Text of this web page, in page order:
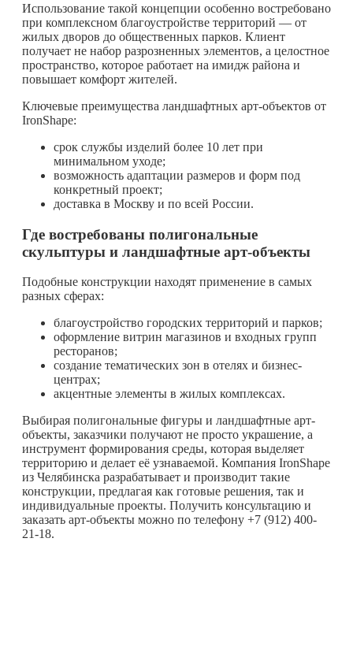
Использование такой концепции особенно востребовано
при комплексном благоустройстве территорий — от
жилых дворов до общественных парков. Клиент
получает не набор разрозненных элементов, а целостное
пространство, которое работает на имидж района и
повышает комфорт жителей.
Ключевые преимущества ландшафтных арт-объектов от
IronShape:
срок службы изделий более 10 лет при
минимальном уходе;
возможность адаптации размеров и форм под
конкретный проект;
доставка в Москву и по всей России.
Где востребованы полигональные
скульптуры и ландшафтные арт-объекты
Подобные конструкции находят применение в самых
разных сферах:
благоустройство городских территорий и парков;
оформление витрин магазинов и входных групп
ресторанов;
создание тематических зон в отелях и бизнес-
центрах;
акцентные элементы в жилых комплексах.
Выбирая полигональные фигуры и ландшафтные арт-
объекты, заказчики получают не просто украшение, а
инструмент формирования среды, которая выделяет
территорию и делает её узнаваемой. Компания IronShape
из Челябинска разрабатывает и производит такие
конструкции, предлагая как готовые решения, так и
индивидуальные проекты. Получить консультацию и
заказать арт-объекты можно по телефону +7 (912) 400-
21-18.